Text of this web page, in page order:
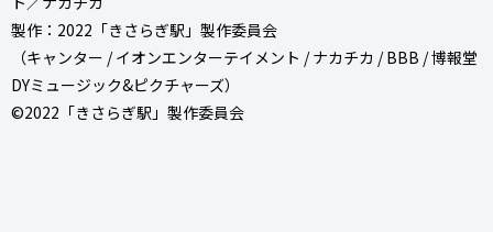
製作：2022「きさらぎ駅」製作委員会
（キャンター / イオンエンターテイメント / ナカチカ / BBB / 博報堂
DYミュージック&ピクチャーズ）
©2022「きさらぎ駅」製作委員会